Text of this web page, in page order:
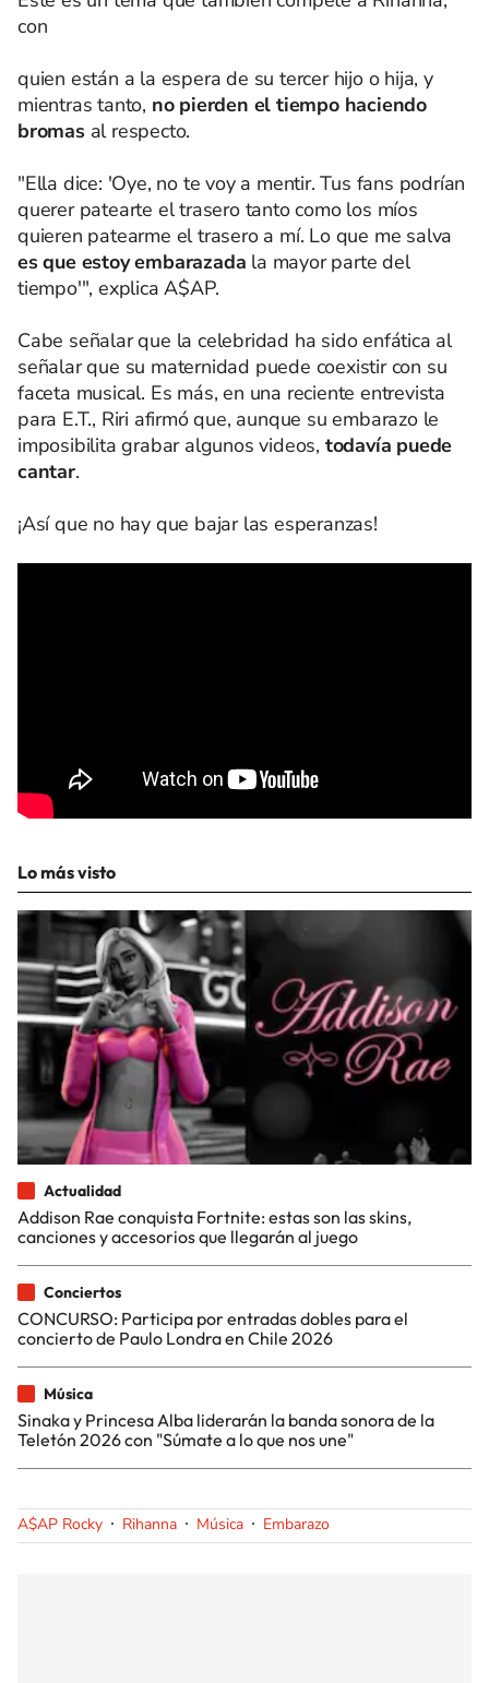
con
quien están a la espera de su tercer hijo o hija, y
mientras tanto, no pierden el tiempo haciendo
bromasal respecto.
"Ella dice: 'Oye, no te voy a mentir. Tus fans podrían
querer patearte el trasero tanto como los míos
quieren patearme el trasero a mí. Lo que me salva
es que estoy embarazada la mayor parte del
tiempo'", explica A$AP.
Cabe señalar que la celebridad ha sido enfática al
señalar que su maternidad puede coexistir con su
faceta musical. Es más, en una reciente entrevista
para E.T., Riri afirmó que, aunque su embarazo le
imposibilita grabar algunos videos, todavía puede
cantar.
¡Así que no hay que bajar las esperanzas!
Lo más visto
Actualidad
Addison Rae conquista Fortnite: estas son las skins,
canciones y accesorios que llegarán al juego
Conciertos
CONCURSO: Participa por entradas dobles para el
concierto de Paulo Londra en Chile 2026
Música
Sinaka y Princesa Alba liderarán la banda sonora de la
Teletón 2026 con "Súmate a lo que nos une"
A$AP Rocky Rihanna Música Embarazo